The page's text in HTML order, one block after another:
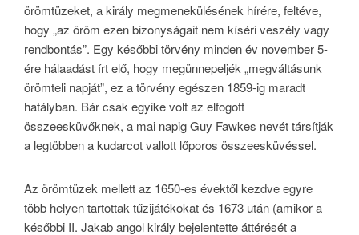
örömtüzeket, a király megmenekülésének hírére, feltéve,
hogy „az öröm ezen bizonyságait nem kíséri veszély vagy
rendbontás”. Egy későbbi törvény minden év november 5-
ére hálaadást írt elő, hogy megünnepeljék „megváltásunk
örömteli napját”, ez a törvény egészen 1859-ig maradt
hatályban. Bár csak egyike volt az elfogott
összeesküvőknek, a mai napig Guy Fawkes nevét társítják
a legtöbben a kudarcot vallott lőporos összeesküvéssel.
Az örömtüzek mellett az 1650-es évektől kezdve egyre
több helyen tartottak tűzijátékokat és 1673 után (amikor a
későbbi II. Jakab angol király bejelentette áttérését a